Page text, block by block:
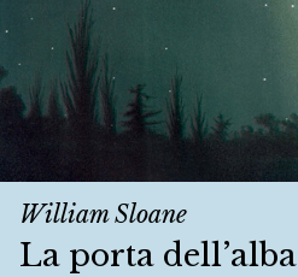
William Sloane
La porta dell’alba